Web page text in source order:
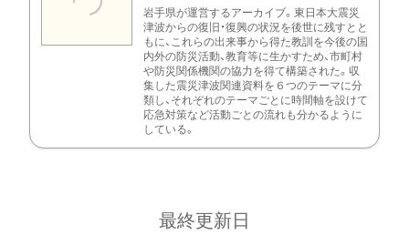
岩手県が運営するアーカイブ。東日本大震災
津波からの復旧・復興の状況を後世に残すとと
もに、これらの出来事から得た教訓を今後の国
内外の防災活動、教育等に生かすため、市町村
や防災関係機関の協力を得て構築された。収
集した震災津波関連資料を６つのテーマに分
類し、それぞれのテーマごとに時間軸を設けて
応急対策など活動ごとの流れも分かるように
している。
最終更新日